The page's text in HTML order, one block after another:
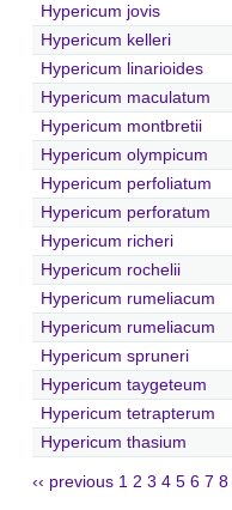
Hypericum jovis
Hypericum kelleri
Hypericum linarioides
Hypericum maculatum
Hypericum montbretii
Hypericum olympicum
Hypericum perfoliatum
Hypericum perforatum
Hypericum richeri
Hypericum rochelii
Hypericum rumeliacum
Hypericum rumeliacum
Hypericum spruneri
Hypericum taygeteum
Hypericum tetrapterum
Hypericum thasium
‹‹ previous 1 2 3 4 5 6 7 8